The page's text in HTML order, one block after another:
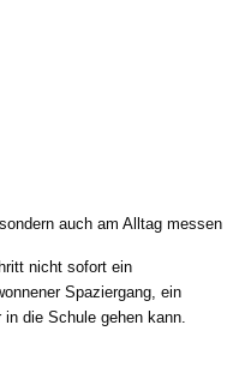
auch am Alltag messen
nicht sofort ein
Spaziergang, ein
die Schule gehen kann.